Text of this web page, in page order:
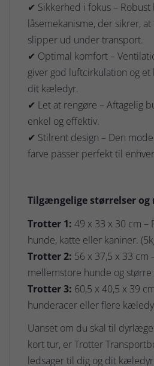
✔ Sikkerhed i fokus –
låsemekanisme, der sikrer,
slipper ud under transport.
✔ Optimal komfort –
giver god luftcirkulation og
dit kæledyr.
✔ Let at rengøre – Aftagelig
enkel og effektiv.
✔ Stilrent design – Den
farve passer perfekt til
Tilgængelige størrelser og
Trotter 1: 49 x 33 x 30 cm –
hunde, katte eller kaniner.
Trotter 2: 56 x 37,5 x 33 cm
mellemstore hunde og større
Trotter 3: 60,5 x 40,5 x 39
hunderacer eller flere
Uanset om du skal til
kort tur, er Trotter
ledsager til dig og dit